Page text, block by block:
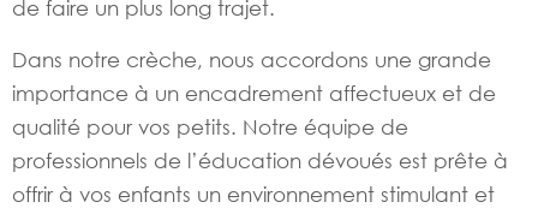
de faire un plus long trajet.
Dans notre crèche, nous accordons une grande
importance à un encadrement affectueux et de
qualité pour vos petits. Notre équipe de
professionnels de l’éducation dévoués est prête à
offrir à vos enfants un environnement stimulant et